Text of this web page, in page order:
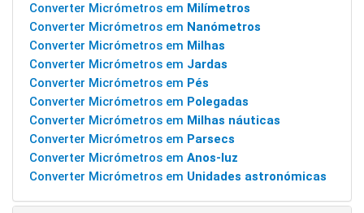
Converter Micrómetros em Milímetros
Converter Micrómetros em Nanómetros
Converter Micrómetros em Milhas
Converter Micrómetros em Jardas
Converter Micrómetros em Pés
Converter Micrómetros em Polegadas
Converter Micrómetros em Milhas náuticas
Converter Micrómetros em Parsecs
Converter Micrómetros em Anos-luz
Converter Micrómetros em Unidades astronómicas